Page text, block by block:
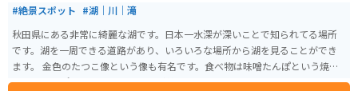
#絶景スポット #湖｜川｜滝
秋田県にある非常に綺麗な湖です。日本一水深が深いことで知られてる場所
です。湖を一周できる道路があり、いろいろな場所から湖を見ることができ
ます。 金色のたつこ像という像も有名です。食べ物は味噌たんぽという焼い
たきりたんぽに味噌をつけたものが美味しいです。